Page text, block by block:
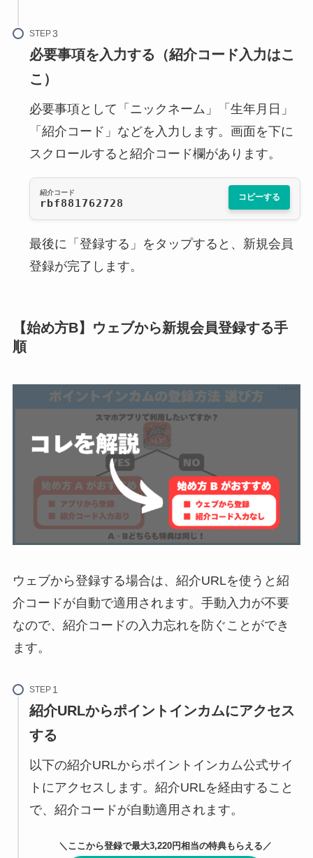
STEP
必要事項を入力する（紹介コード入力はこ
こ）
必要事項として「ニックネーム」「生年月日」
「紹介コード」などを入力します。画面を下に
スクロールすると紹介コード欄があります。
紹介コード
rbf881762728 コピーする
最後に「登録する」をタップすると、新規会員
登録が完了します。
【始め方B】ウェブから新規会員登録する手
順
ウェブから登録する場合は、紹介URLを使うと紹
介コードが自動で適用されます。手動入力が不要
なので、紹介コードの入力忘れを防ぐことができ
ます。
STEP
紹介URLからポイントインカムにアクセス
する
以下の紹介URLからポイントインカム公式サイ
トにアクセスします。紹介URLを経由すること
で、紹介コードが自動適用されます。
＼ここから登録で最大3,220円相当の特典もらえる／